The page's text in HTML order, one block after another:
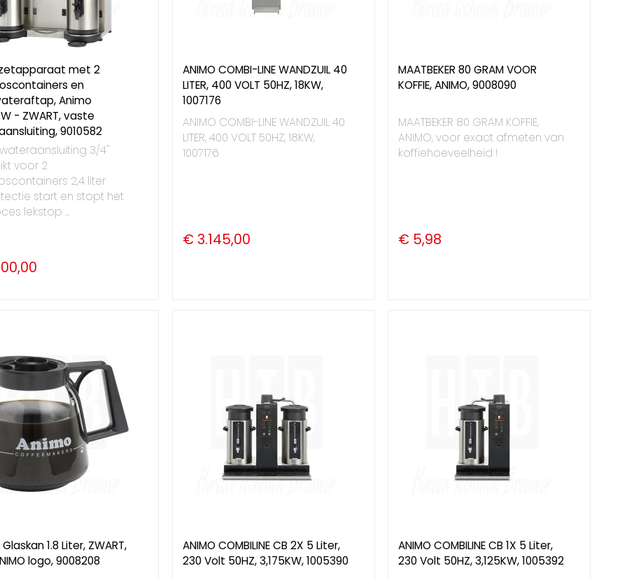
met 2
en
Animo
- ZWART, vaste
9010582
3/4"
voor 2
2,4 liter
start en stopt het
lekstop ...
ANIMO COMBI-LINE WANDZUIL 40
LITER, 400 VOLT 50HZ, 18KW,
1007176
ANIMO COMBI-LINE WANDZUIL 40
LITER, 400 VOLT 50HZ, 18KW,
1007176
€ 3.145,00
MAATBEKER 80 GRAM VOOR
KOFFIE, ANIMO, 9008090
MAATBEKER 80 GRAM KOFFIE,
ANIMO, voor exact afmeten van
koffiehoeveelheid !
€ 5,98
1.8 Liter, ZWART,
logo, 9008208
ANIMO COMBILINE CB 2X 5 Liter,
230 Volt 50HZ, 3,175KW, 1005390
ANIMO COMBILINE CB 1X 5 Liter,
230 Volt 50HZ, 3,125KW, 1005392